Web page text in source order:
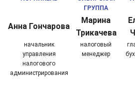
ГРУППА
Анна Гончарова
Марина
Трикачева
начальник
управления
налогового
администрирования
налоговый
менеджер